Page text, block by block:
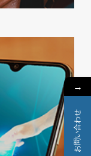
→
お問い合わせ